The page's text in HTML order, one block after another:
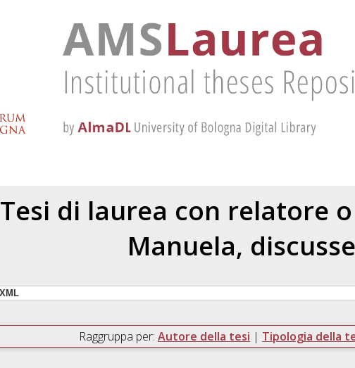
Tesi di laurea con relatore
Manuela,
Raggruppa per: Autore della tesi | Tipologia della